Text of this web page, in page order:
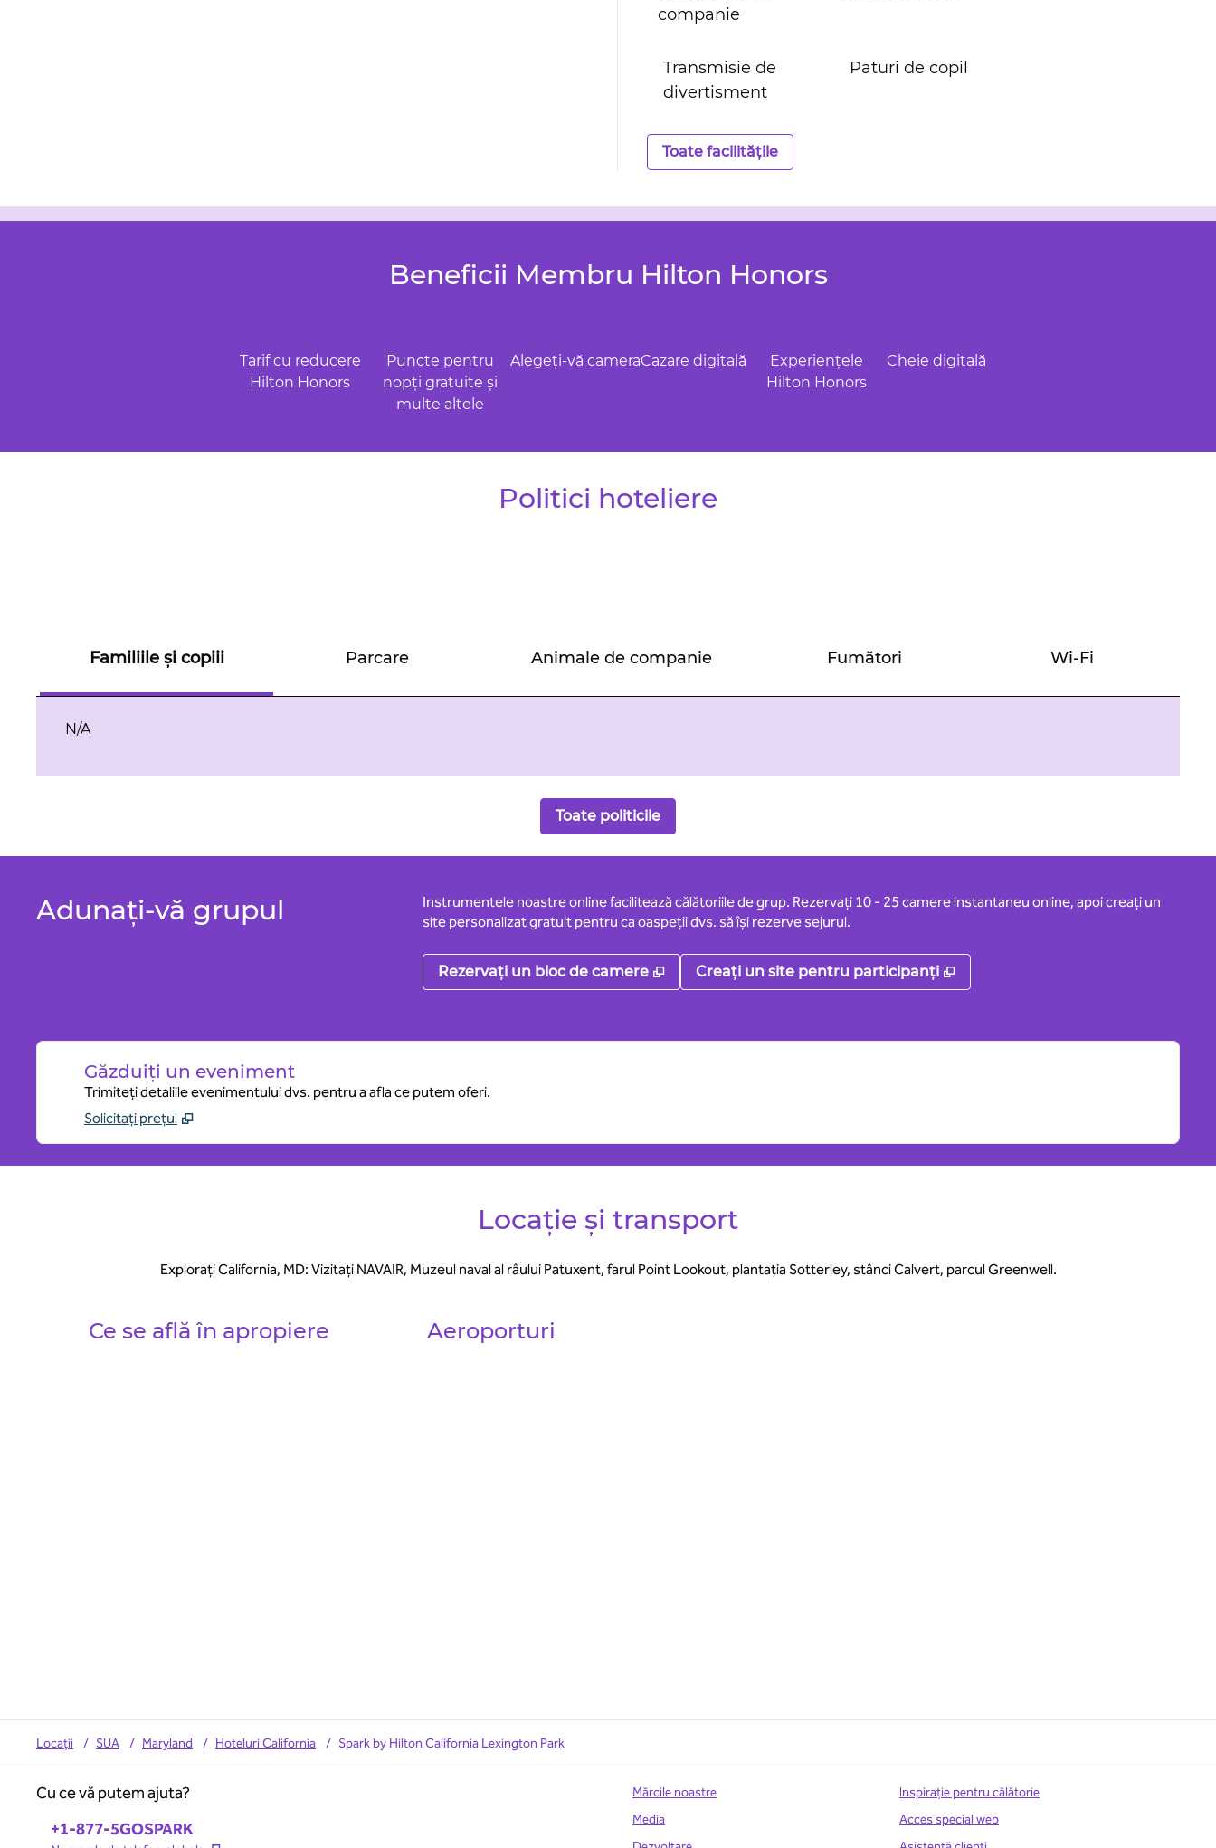
companie
Transmisie de
divertisment
Paturi de copil
Toate facilitățile
Beneficii Membru Hilton Honors
Tarif cu reducere
Hilton Honors
Puncte pentru
nopți gratuite și
multe altele
Alegeți-vă cameraCazare digitală
Experiențele
Hilton Honors
Cheie digitală
Politici hoteliere
Familiile și copiii Parcare Animale de companie Fumători Wi-Fi
N/A
Toate politicile
Adunați-vă grupul
Instrumentele noastre online facilitează călătoriile de grup. Rezervați 10 - 25 camere instantaneu online, apoi creați un
site personalizat gratuit pentru ca oaspeții dvs. să își rezerve sejurul.
Rezervați un bloc de camere , Deschide o filă nouă
Creați un site pentru participanți ,
Găzduiți un eveniment
Trimiteți detaliile evenimentului dvs. pentru a afla ce putem oferi.
Solicitați prețul
Locație și transport
Explorați California, MD: Vizitați NAVAIR, Muzeul naval al râului Patuxent, farul Point Lookout, plantația Sotterley, stânci Calvert, parcul Greenwell.
Ce se află în apropiere Aeroporturi
Locații / SUA / Maryland / Hoteluri California / Spark by Hilton California Lexington Park
Cu ce vă putem ajuta?
Telefon:
+1-877-5GOSPARK
Mărcile noastre
Media
Inspirație pentru călătorie
Acces special web